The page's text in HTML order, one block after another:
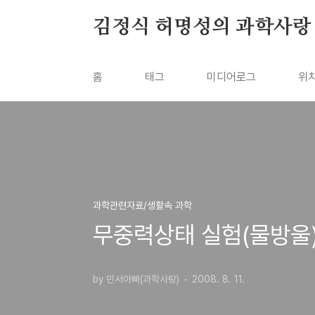
김정식 허명성의 과학사랑
홈 태그 미디어로그 위
과학관련자료/생활속 과학
무중력상태 실험(물방
by 민서아빠(과학사랑) 2008. 8. 11.